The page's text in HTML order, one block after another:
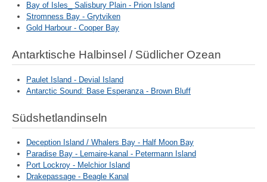
Bay of Isles_ Salisbury Plain - Prion Island
Stromness Bay - Grytviken
Gold Harbour - Cooper Bay
Antarktische Halbinsel / Südlicher Ozean
Paulet Island - Devial Island
Antarctic Sound: Base Esperanza - Brown Bluff
Südshetlandinseln
Deception Island / Whalers Bay - Half Moon Bay
Paradise Bay - Lemaire-kanal - Petermann Island
Port Lockroy - Melchior Island
Drakepassage - Beagle Kanal